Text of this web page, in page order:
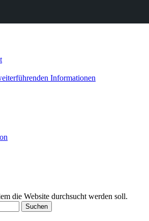
Informationen
die Website durchsucht werden soll.
Suchen